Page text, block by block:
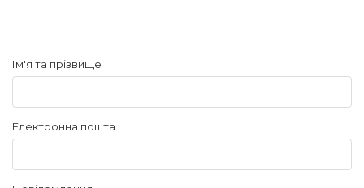
Ім'я та прізвище
Електронна пошта